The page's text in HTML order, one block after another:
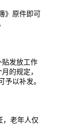
》原件即可
贴发放工作
的规定，
予以补发。
，老年人仅